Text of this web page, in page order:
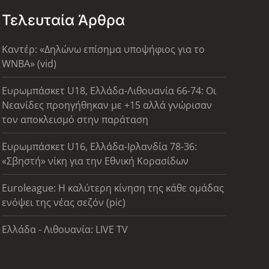
Τελευταία Άρθρα
Καντέρ: «Δηλώνω επίσημα υποψήφιος για το
WNBA» (vid)
Ευρωμπάσκετ U18, Ελλάδα-Λιθουανία 66-74: Οι
Νεανίδες προηγήθηκαν με +15 αλλά γνώρισαν
τον αποκλεισμό στην παράταση
Ευρωμπάσκετ U16, Ελλάδα-Ιρλανδία 78-36:
«Σβηστή» νίκη για την Εθνική Κορασίδων
Euroleague: Η καλύτερη κίνηση της κάθε ομάδας
ενόψει της νέας σεζόν (pic)
Ελλάδα - Λιθουανία: LIVE TV